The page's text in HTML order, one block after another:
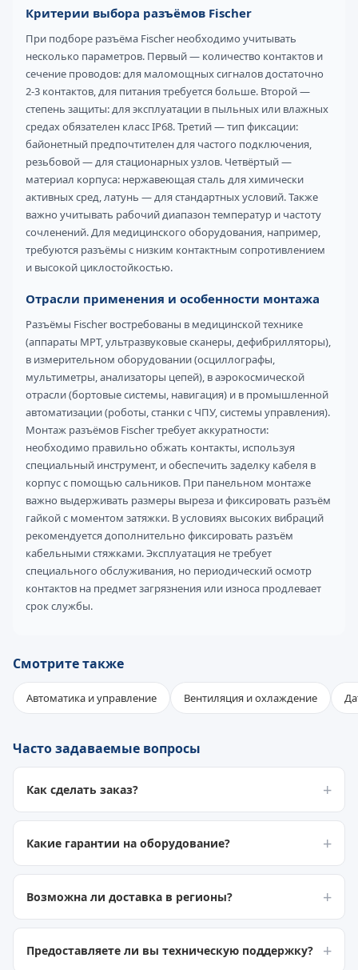
Критерии выбора разъёмов Fischer
При подборе разъёма Fischer необходимо учитывать
несколько параметров. Первый — количество контактов и
сечение проводов: для маломощных сигналов достаточно
2-3 контактов, для питания требуется больше. Второй —
степень защиты: для эксплуатации в пыльных или влажных
средах обязателен класс IP68. Третий — тип фиксации:
байонетный предпочтителен для частого подключения,
резьбовой — для стационарных узлов. Четвёртый —
материал корпуса: нержавеющая сталь для химически
активных сред, латунь — для стандартных условий. Также
важно учитывать рабочий диапазон температур и частоту
сочленений. Для медицинского оборудования, например,
требуются разъёмы с низким контактным сопротивлением
и высокой циклостойкостью.
Отрасли применения и особенности монтажа
Разъёмы Fischer востребованы в медицинской технике
(аппараты МРТ, ультразвуковые сканеры, дефибрилляторы),
в измерительном оборудовании (осциллографы,
мультиметры, анализаторы цепей), в аэрокосмической
отрасли (бортовые системы, навигация) и в промышленной
автоматизации (роботы, станки с ЧПУ, системы управления).
Монтаж разъёмов Fischer требует аккуратности:
необходимо правильно обжать контакты, используя
специальный инструмент, и обеспечить заделку кабеля в
корпус с помощью сальников. При панельном монтаже
важно выдерживать размеры выреза и фиксировать разъём
гайкой с моментом затяжки. В условиях высоких вибраций
рекомендуется дополнительно фиксировать разъём
кабельными стяжками. Эксплуатация не требует
специального обслуживания, но периодический осмотр
контактов на предмет загрязнения или износа продлевает
срок службы.
Смотрите также
Автоматика и управление Вентиляция и охлаждение
Часто задаваемые вопросы
Как сделать заказ?
Какие гарантии на оборудование?
Возможна ли доставка в регионы?
Предоставляете ли вы техническую поддержку?